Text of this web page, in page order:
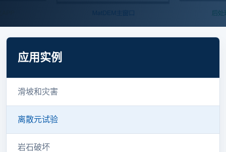
应用实例
滑坡和灾害
离散元试验
岩石破坏